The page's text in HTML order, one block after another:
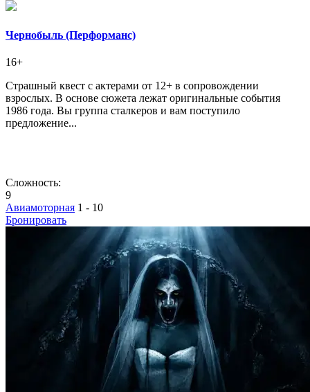
Чернобыль (Перформанс)
16+
Страшный квест с актерами от 12+ в сопровождении
взрослых. В основе сюжета лежат оригинальные события
1986 года. Вы группа сталкеров и вам поступило
предложение...
Сложность:
9
Авиамоторная 1 - 10
Бронировать